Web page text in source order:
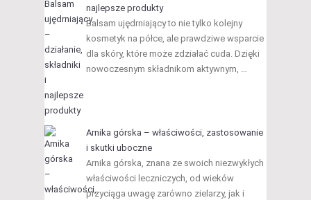
najlepsze produkty
Balsam ujędrniający to nie tylko kolejny
kosmetyk na półce, ale prawdziwe wsparcie
dla skóry, które może zdziałać cuda. Dzięki
nowoczesnym składnikom aktywnym, …
Arnika górska – właściwości, zastosowanie
i skutki uboczne
Arnika górska, znana ze swoich niezwykłych
właściwości leczniczych, od wieków
przyciąga uwagę zarówno zielarzy, jak i